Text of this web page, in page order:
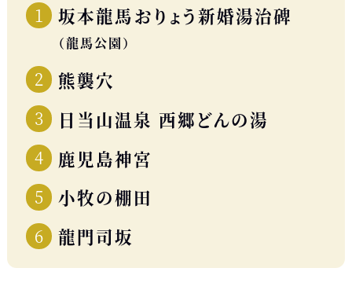
坂本龍馬おりょう新婚湯治碑
（龍馬公園）
熊襲穴
日当山温泉 西郷どんの湯
鹿児島神宮
小牧の棚田
龍門司坂